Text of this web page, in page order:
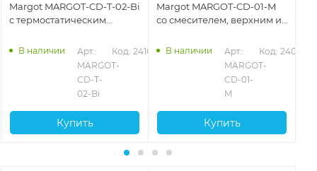
Margot MARGOT-CD-T-02-Bi
с термостатическим
В наличии
Арт.:
MARGOT-
CD-T-
02-Bi
Код: 24104
Купить
Margot MARGOT-CD-01-M
со смесителем, верхним и
В наличии
Арт.:
MARGOT-
CD-01-
M
Код: 24098
Купить